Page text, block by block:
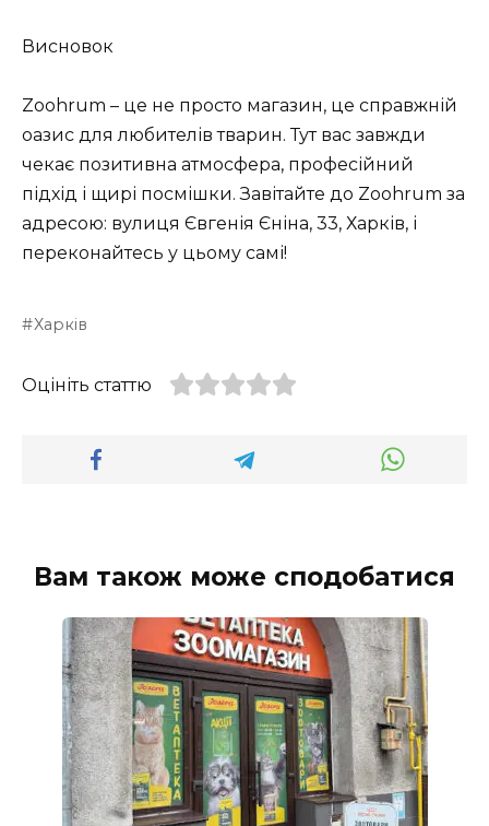
Висновок
Zoohrum – це не просто магазин, це справжній
оазис для любителів тварин. Тут вас завжди
чекає позитивна атмосфера, професійний
підхід і щирі посмішки. Завітайте до Zoohrum за
адресою: вулиця Євгенія Єніна, 33, Харків, і
переконайтесь у цьому самі!
Харків
Оцініть статтю
Вам також може сподобатися